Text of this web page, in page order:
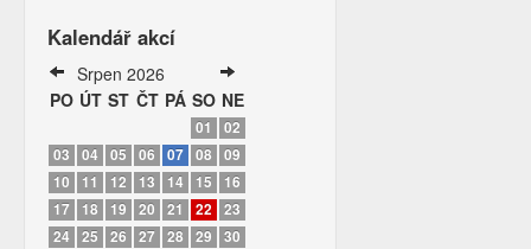
Kalendář akcí
Srpen 2026
PO ÚT ST ČT PÁ SO NE
01
02
03
04 05 06 07 08
09
10
11 12 13 14 15
16
17 18 19 20 21 22
23
24
25 26 27 28 29
30